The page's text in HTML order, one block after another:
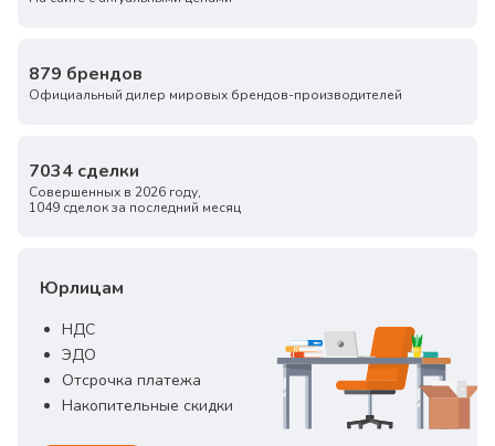
879 брендов
Официальный дилер мировых брендов-производителей
7034 сделки
Совершенных в 2026 году,
1049 сделок за последний месяц
Юрлицам
НДС
ЭДО
Отсрочка платежа
Накопительные скидки